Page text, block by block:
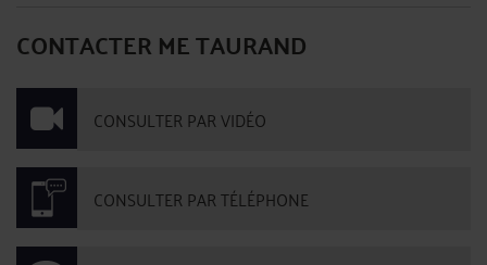
CONTACTER ME TAURAND
CONSULTER PAR VIDÉO
CONSULTER PAR TÉLÉPHONE